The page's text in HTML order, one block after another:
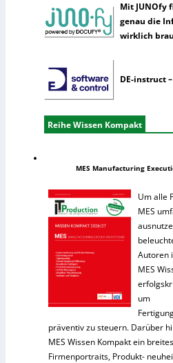
Mit JUNOfy
genau die
wirklich
DE-instruct
Reihe Wissen Kompakt
MES Manufacturing
Um alle
MES
Autoren
MES
um
präventiv zu steuern. Darüber
MES Wissen Kompakt ein
Firmenportraits, Produkt-